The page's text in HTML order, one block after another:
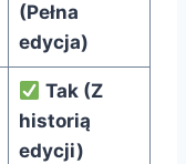
(Pełna
edycja)
Tak (Z
historią
edycji)